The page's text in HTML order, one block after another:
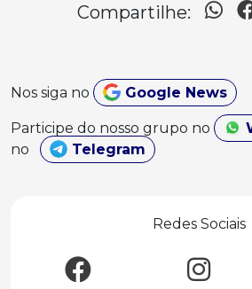
Compartilhe:
Nos siga no Google News
Participe do nosso grupo no
no
Telegram
Redes Sociais